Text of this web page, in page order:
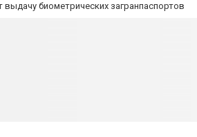
биометрических загранпаспортов